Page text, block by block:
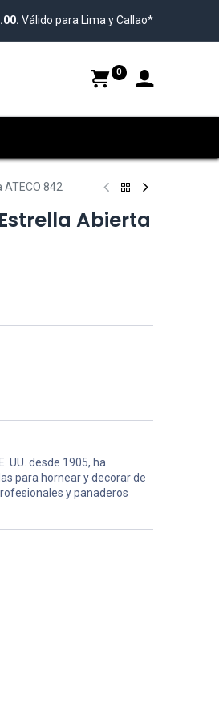
Válido para Lima y Callao*
0
842
Abierta
UU. desde 1905, ha
para hornear y decorar de
y panaderos